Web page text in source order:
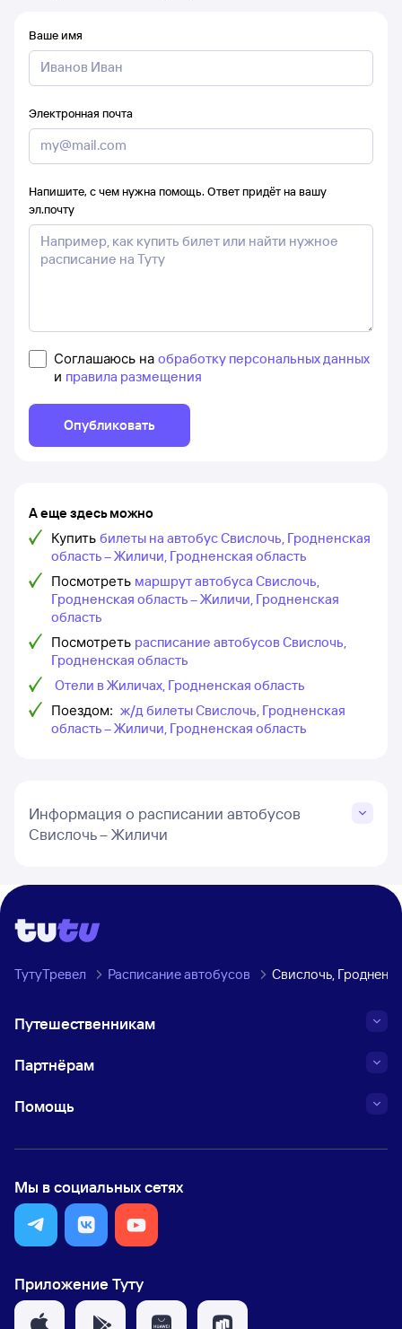
Ваше имя
Электронная почта
Напишите, с чем нужна помощь. Ответ придёт на вашу
эл.почту
Соглашаюсь на обработку персональных данных
и правила размещения
Опубликовать
А еще здесь можно
Купить билеты на автобус Свислочь, Гродненская
область – Жиличи, Гродненская область
Посмотреть маршрут автобуса Свислочь,
Гродненская область – Жиличи, Гродненская
область
Посмотреть расписание автобусов Свислочь,
Гродненская область
Отели в Жиличах, Гродненская область
Поездом: ж/д билеты Свислочь, Гродненская
область – Жиличи, Гродненская область
Информация о расписании автобусов
Свислочь – Жиличи
ТутуТревел Расписание автобусов Свислочь,
Путешественникам
Партнёрам
Помощь
Мы в социальных сетях
Приложение Туту